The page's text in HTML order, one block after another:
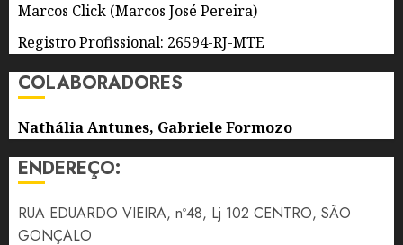
0
Marcos Click (Marcos José Pereira)
Registro Profissional: 26594-RJ-MTE
COLABORADORES
Nathália Antunes, Gabriele Formozo
ENDEREÇO:
RUA EDUARDO VIEIRA, nº48, Lj 102 CENTRO, SÃO
GONÇALO